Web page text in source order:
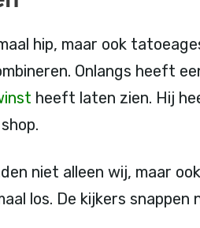
hip, maar ook
Onlangs heeft
heeft laten zien. Hij
niet alleen wij, maar
los. De kijkers snappen